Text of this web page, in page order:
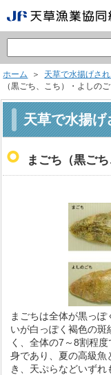
ホーム ＞ 天草で水揚げさ
（黒ごち、こち）・よしの
天草で水揚げ
まごち（黒ご
まごちは全体が黒っ
いが白っぽく褐色の斑
く、全体の7～8割程
身であり、夏の高級魚
き、天ぷらなどいず